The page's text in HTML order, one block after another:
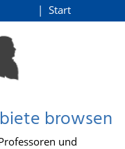
Start
browsen
und